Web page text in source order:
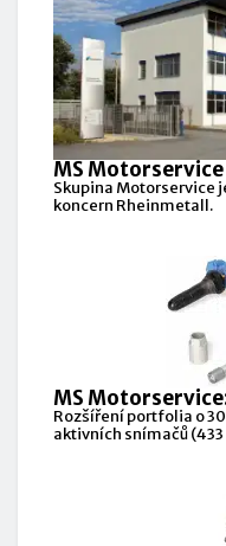
MS Motorservice
Skupina Motorservice
koncern Rheinmetall.
MS
Rozšíření portfolia o
aktivních snímačů